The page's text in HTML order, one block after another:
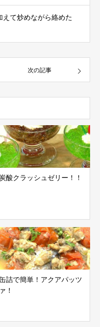
えて炒めながら絡めた
次の記事
炭酸クラッシュゼリー！！
詰で簡単！アクアパッツ
ァ！